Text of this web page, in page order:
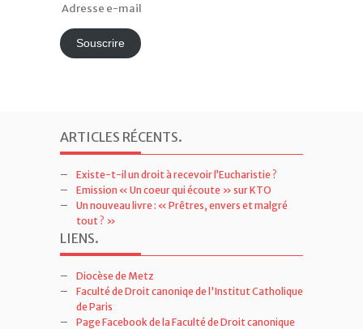
Adresse
mailSouscrire
ARTICLES RÉCENTS.
Existe-t-il un droit à recevoir l’Eucharistie ?
Emission « Un coeur qui écoute » sur KTO
Un nouveau livre : « Prêtres, envers et malgré
tout ? »
LIENS.
Diocèse de Metz
Faculté de Droit canoniqe de l'Institut Catholique
de Paris
Page Facebook de la Faculté de Droit canonique